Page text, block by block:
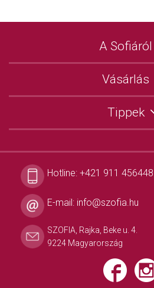
A Sofiáról
Vásárlás
Tippek
Hotline: +421 911 456448
E-mail: info@szofia.hu
SZOFIA, Rajka, Beke u. 4.
9224 Magyarország